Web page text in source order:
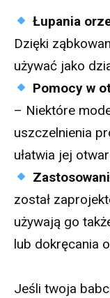
Łupania
Dzięki
używać jako
Pomocy w
– Niektóre
uszczelnienia
ułatwia jej
został
używają go
lub dokręcania
Jeśli twoja